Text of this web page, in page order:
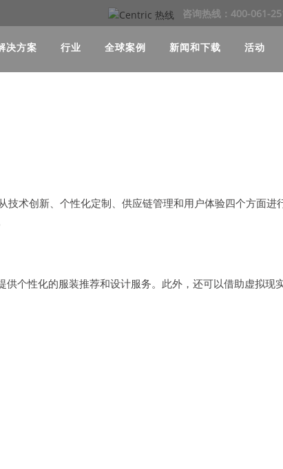
咨询热线：400-061-
决方案 行业 全球案例 新闻和下载 活动
技术创新、个性化定制、供应链管理和用户体验四个方面进
个性化的服装推荐和设计服务。此外，还可以借助虚拟现